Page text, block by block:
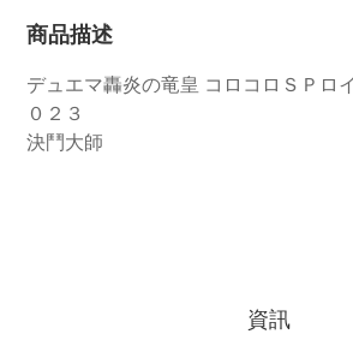
商品描述
デュエマ轟炎の竜皇 コロコロＳＰ
０２３
決鬥大師
資訊